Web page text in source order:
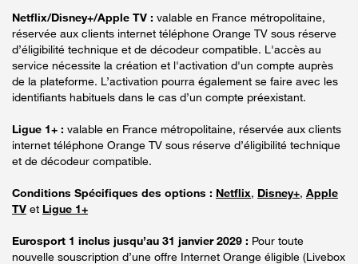
Netflix/Disney+/Apple TV : valable en France métropolitaine,
réservée aux clients internet téléphone Orange TV sous réserve
d’éligibilité technique et de décodeur compatible. L'accès au
service nécessite la création et l'activation d'un compte auprès
de la plateforme. L’activation pourra également se faire avec les
identifiants habituels dans le cas d’un compte préexistant.
Ligue 1+ : valable en France métropolitaine, réservée aux clients
internet téléphone Orange TV sous réserve d’éligibilité technique
et de décodeur compatible.
Conditions Spécifiques des options : Netflix, Disney+, Apple
TV et Ligue 1+
Eurosport 1 inclus jusqu’au 31 janvier 2029 : Pour toute
nouvelle souscription d’une offre Internet Orange éligible (Livebox